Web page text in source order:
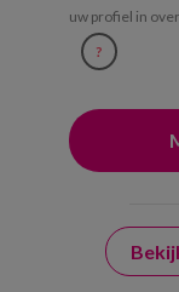
uw profiel in
?